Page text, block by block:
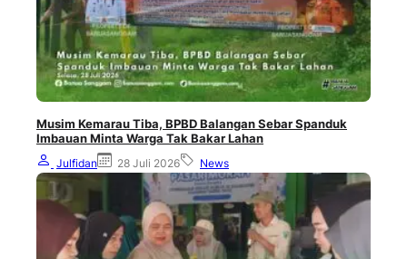
Musim Kemarau Tiba, BPBD Balangan Sebar Spanduk
Imbauan Minta Warga Tak Bakar Lahan
Julfidan 28 Juli 2026 News